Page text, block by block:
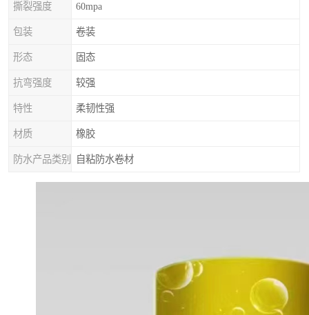
撕裂强度 60mpa
包装 卷装
形态 固态
抗弯强度 较强
特性 柔韧性强
材质 橡胶
防水产品类别 自粘防水卷材